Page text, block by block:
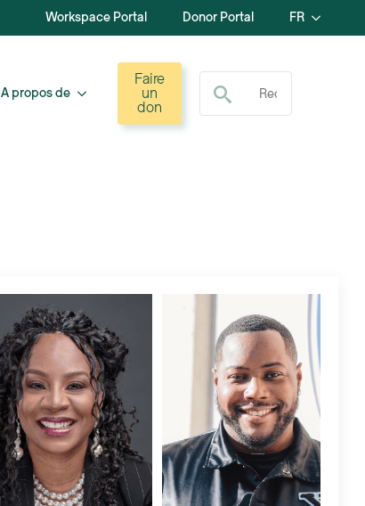
Workspace Portal Donor Portal FR
A propos de
Faire
un
don
Recherche de :